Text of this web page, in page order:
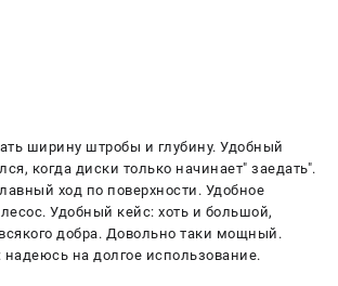
ширину штробы и глубину. Удобный
когда диски только начинает" заедать".
ход по поверхности. Удобное
Удобный кейс: хоть и большой,
добра. Довольно таки мощный.
на долгое использование.